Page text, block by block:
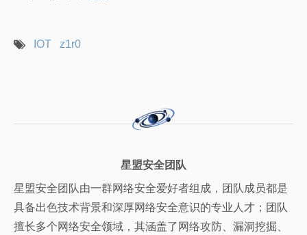
在闲鱼上买了一个tenda的路由器
2018-18708-%E6%BC%8F%E6%B4%9E%E5%A
上一篇:Tenda-AC10 v3路由器UART调试
下一篇:学不完的IO